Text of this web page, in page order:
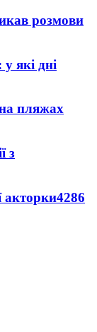
розмови
які дні
пляжах
з
акторки4286